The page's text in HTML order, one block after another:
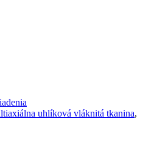
uhlíková vláknitá tkanina,